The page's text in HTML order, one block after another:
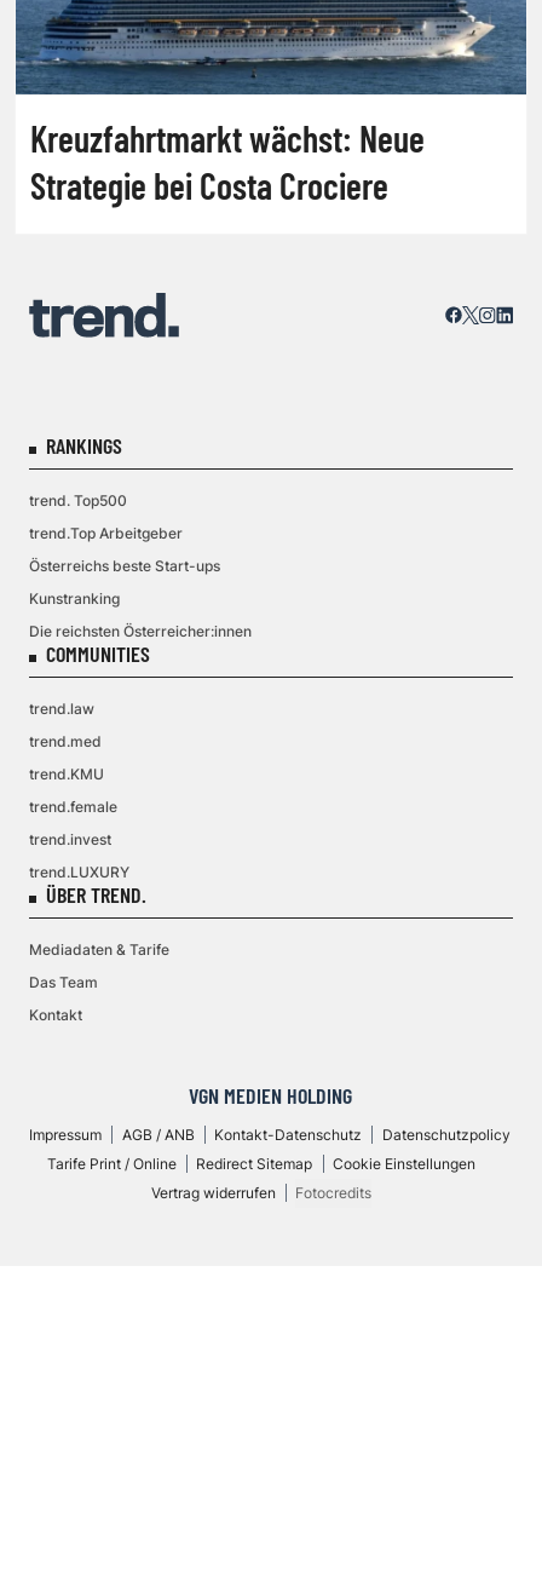
Kreuzfahrtmarkt wächst: Neue
Strategie bei Costa Crociere
RANKINGS
trend. Top500
trend.Top Arbeitgeber
Österreichs beste Start-ups
Kunstranking
Die reichsten Österreicher:innen
COMMUNITIES
trend.law
trend.med
trend.KMU
trend.female
trend.invest
trend.LUXURY
ÜBER TREND.
Mediadaten & Tarife
Das Team
Kontakt
VGN MEDIEN HOLDING
Impressum AGB / ANB Kontakt-Datenschutz
Datenschutzpolicy
Tarife Print / Online
Redirect Sitemap
Cookie Einstellungen
Vertrag widerrufen
Fotocredits